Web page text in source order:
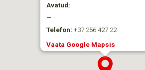
Avatud:
—
Telefon: +37 256 427 22
Vaata Google Mapsis